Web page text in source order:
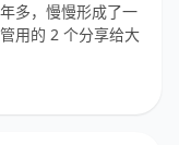
多，慢慢形成了一
用的 2 个分享给大